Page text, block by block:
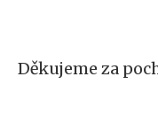
Děkujeme za